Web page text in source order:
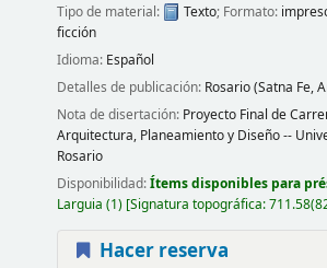
Tipo de material:
Texto; Formato:
ficción
Idioma: Español
Detalles de publicación: Rosario (Satna Fe,
Nota de disertación: Proyecto Final de
Arquitectura, Planeamiento y Diseño --
Rosario
Disponibilidad:Ítems disponibles para
Larguia (1) Signatura topográfica:
Hacer reserva